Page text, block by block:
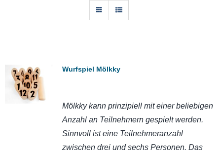
Wurfspiel Mölkky
Mölkky kann prinzipiell mit einer beliebigen
Anzahl an Teilnehmern gespielt werden.
Sinnvoll ist eine Teilnehmeranzahl
zwischen drei und sechs Personen. Das